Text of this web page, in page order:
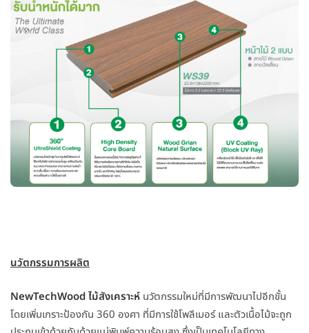
นวัตกรรมการผลิต
NewTechWood ไม้สังเคราะห์ นวัตกรรมใหม่ที่มีการพัฒนาไปอีกขั้น
โดยเพิ่มเกราะป้องกัน 360 องศา ที่มีการใช้โพลีเมอร์ และตัวเนื้อไม้จะถูก